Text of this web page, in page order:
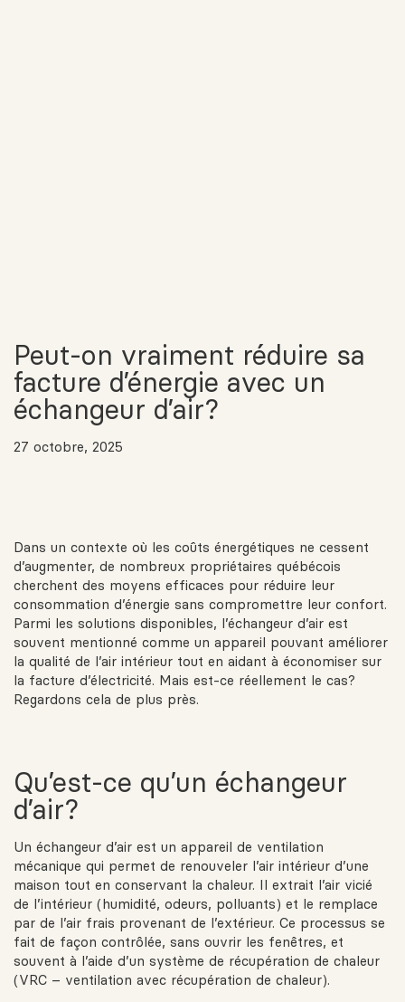
Peut-on vraiment réduire sa
facture d’énergie avec un
échangeur d’air?
27 octobre, 2025
Dans un contexte où les coûts énergétiques ne cessent
d’augmenter, de nombreux propriétaires québécois
cherchent des moyens efficaces pour réduire leur
consommation d’énergie sans compromettre leur confort.
Parmi les solutions disponibles, l’échangeur d’air est
souvent mentionné comme un appareil pouvant améliorer
la qualité de l’air intérieur tout en aidant à économiser sur
la facture d’électricité. Mais est-ce réellement le cas?
Regardons cela de plus près.
Qu’est-ce qu’un échangeur
d’air?
Un échangeur d’air est un appareil de ventilation
mécanique qui permet de renouveler l’air intérieur d’une
maison tout en conservant la chaleur. Il extrait l’air vicié
de l’intérieur (humidité, odeurs, polluants) et le remplace
par de l’air frais provenant de l’extérieur. Ce processus se
fait de façon contrôlée, sans ouvrir les fenêtres, et
souvent à l’aide d’un système de récupération de chaleur
(VRC – ventilation avec récupération de chaleur).